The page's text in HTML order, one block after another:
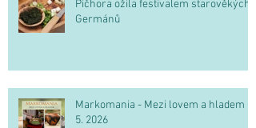
Pičhora ožila festivalem starověkých
Germánů
Markomania - Mezi lovem a hladem 2.
5. 2026